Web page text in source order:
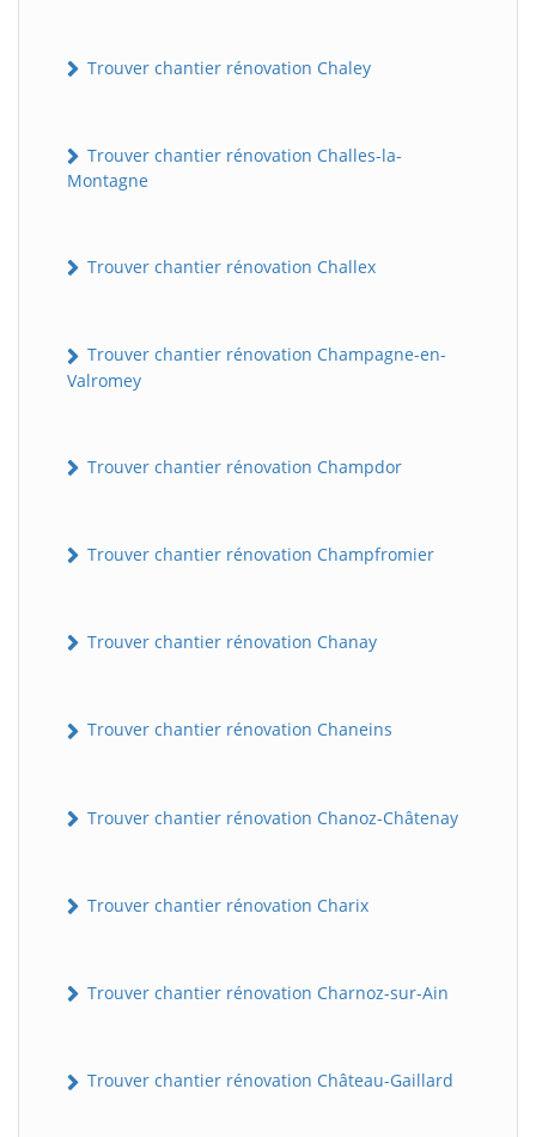
Trouver chantier rénovation Chaley
Trouver chantier rénovation Challes-la-
Montagne
Trouver chantier rénovation Challex
Trouver chantier rénovation Champagne-en-
Valromey
Trouver chantier rénovation Champdor
Trouver chantier rénovation Champfromier
Trouver chantier rénovation Chanay
Trouver chantier rénovation Chaneins
Trouver chantier rénovation Chanoz-Châtenay
Trouver chantier rénovation Charix
Trouver chantier rénovation Charnoz-sur-Ain
Trouver chantier rénovation Château-Gaillard